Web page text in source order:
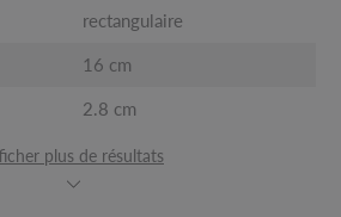
rectangulaire
16 cm
2.8 cm
plus de résultats